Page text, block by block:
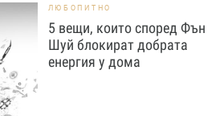
ЛЮБОПИТНО
5 вещи, които според Фън
Шуй блокират добрата
енергия у дома